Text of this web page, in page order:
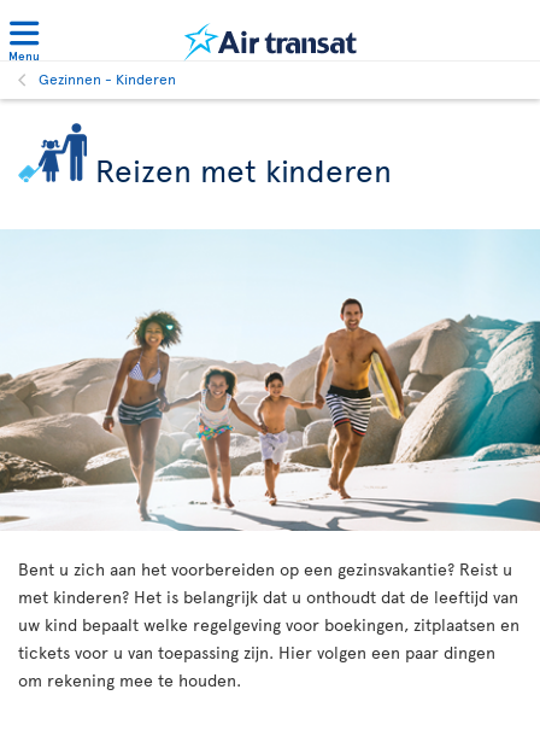
Menu
Gezinnen - Kinderen
Reizen met kinderen
Bent u zich aan het voorbereiden op een gezinsvakantie? Reist u
met kinderen? Het is belangrijk dat u onthoudt dat de leeftijd van
uw kind bepaalt welke regelgeving voor boekingen, zitplaatsen en
tickets voor u van toepassing zijn. Hier volgen een paar dingen
om rekening mee te houden.